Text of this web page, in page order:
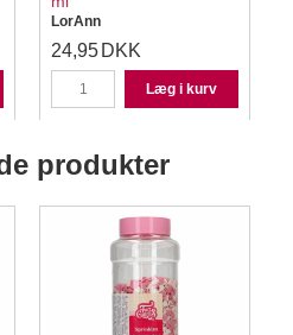
LorAnn
24,95 DKK
Læg i kurv
produkter